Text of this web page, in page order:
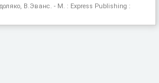
В.Эванс. - М. : Express Publishing :